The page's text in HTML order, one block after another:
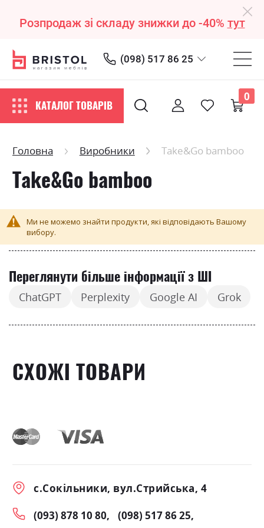
Розпродаж зі складу знижки до -40% тут
(098) 517 86 25
КАТАЛОГ ТОВАРІВ
0
Головна Виробники Take&Go bamboo
Take&Go bamboo
Ми не можемо знайти продукти, які відповідають Вашому
вибору.
Переглянути більше інформації з ШІ
ChatGPT Perplexity Google AI Grok
СХОЖІ ТОВАРИ
с.Сокільники, вул.Стрийська, 4
(093) 878 10 80
(098) 517 86 25